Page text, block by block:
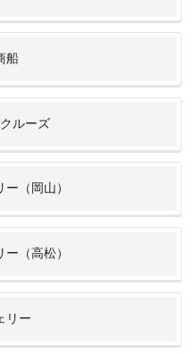
船
ルーズ
（岡山）
（高松）
リー